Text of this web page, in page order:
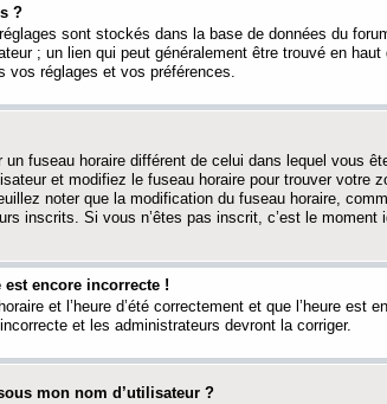
?
sont stockés dans la base de données du
; un lien qui peut généralement être trouvé en
vos réglages et vos préférences.
un fuseau horaire différent de celui dans lequel vous
et modifiez le fuseau horaire pour trouver votre
noter que la modification du fuseau horaire,
inscrits. Si vous n’êtes pas inscrit, c’est le moment
est encore incorrecte !
et l’heure d’été correctement et que l’heure est
et les administrateurs devront la corriger.
mon nom d’utilisateur ?